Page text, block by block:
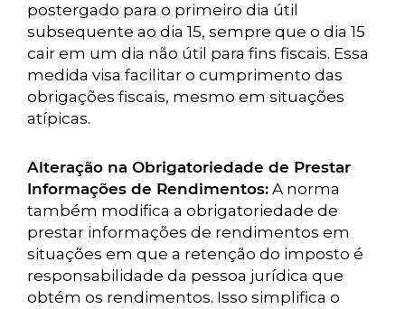
postergado para o primeiro dia útil
subsequente ao dia 15, sempre que o dia 15
cair em um dia não útil para fins fiscais. Essa
medida visa facilitar o cumprimento das
obrigações fiscais, mesmo em situações
atípicas.
Alteração na Obrigatoriedade de Prestar
Informações de Rendimentos: A norma
também modifica a obrigatoriedade de
prestar informações de rendimentos em
situações em que a retenção do imposto é
responsabilidade da pessoa jurídica que
obtém os rendimentos. Isso simplifica o